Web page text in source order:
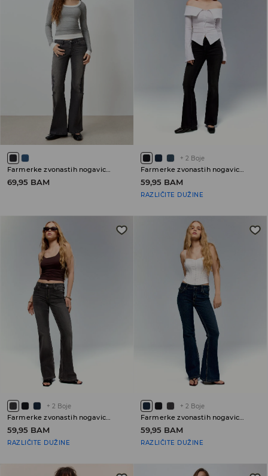
Farmerke zvonastih nogavica sa niskim strukom
69,95 BAM
+ 2 Boje
Farmerke zvonastih nogavica sa niskim strukom
59,95 BAM
RAZLIČITE DUŽINE
+ 2 Boje
Farmerke zvonastih nogavica sa niskim strukom
59,95 BAM
RAZLIČITE DUŽINE
+ 2 Boje
Farmerke zvonastih nogavica sa niskim strukom PETITE
59,95 BAM
RAZLIČITE DUŽINE